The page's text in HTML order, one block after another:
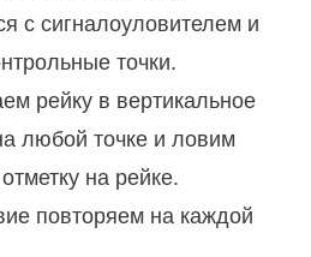
с сигналоуловителем и
точки.
рейку в вертикальное
любой точке и ловим
на рейке.
повторяем на каждой